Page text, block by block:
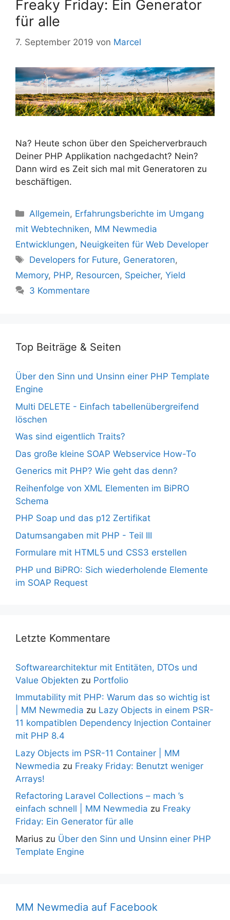
Freaky Friday: Ein Generator
für alle
7. September 2019 von Marcel
Na? Heute schon über den Speicherverbrauch
Deiner PHP Applikation nachgedacht? Nein?
Dann wird es Zeit sich mal mit Generatoren zu
beschäftigen.
Kategorien
Allgemein, Erfahrungsberichte im Umgang
mit Webtechniken, MM Newmedia
Entwicklungen, Neuigkeiten für Web Developer
Schlagwörter
Developers for Future, Generatoren,
Memory, PHP, Resourcen, Speicher, Yield
3 Kommentare
Top Beiträge & Seiten
Über den Sinn und Unsinn einer PHP Template
Engine
Multi DELETE - Einfach tabellenübergreifend
löschen
Was sind eigentlich Traits?
Das große kleine SOAP Webservice How-To
Generics mit PHP? Wie geht das denn?
Reihenfolge von XML Elementen im BiPRO
Schema
PHP Soap und das p12 Zertifikat
Datumsangaben mit PHP - Teil III
Formulare mit HTML5 und CSS3 erstellen
PHP und BiPRO: Sich wiederholende Elemente
im SOAP Request
Letzte Kommentare
Softwarearchitektur mit Entitäten, DTOs und
Value Objekten zu Portfolio
Immutability mit PHP: Warum das so wichtig ist
| MM Newmedia zu Lazy Objects in einem PSR-
11 kompatiblen Dependency Injection Container
mit PHP 8.4
Lazy Objects im PSR-11 Container | MM
Newmedia zu Freaky Friday: Benutzt weniger
Arrays!
Refactoring Laravel Collections – mach ’s
einfach schnell | MM Newmedia zu Freaky
Friday: Ein Generator für alle
Marius zu Über den Sinn und Unsinn einer PHP
Template Engine
MM Newmedia auf Facebook